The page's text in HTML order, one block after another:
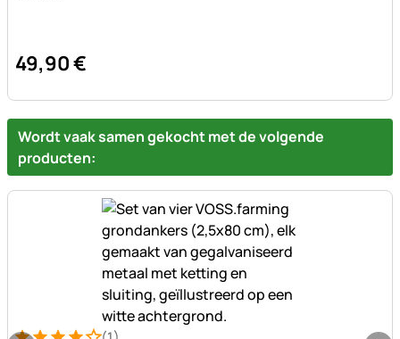
49,90€
Wordt vaak samen gekocht met de volgende
producten: